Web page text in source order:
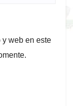
y web en este